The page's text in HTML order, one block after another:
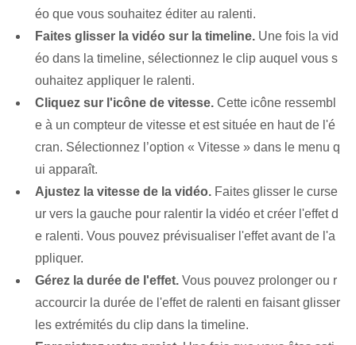
éo que vous souhaitez éditer au ralenti.
Faites glisser la vidéo sur la timeline. Une fois la vid
éo dans la timeline, sélectionnez le clip auquel vous s
ouhaitez appliquer le ralenti.
Cliquez sur l'icône de vitesse. Cette icône ressembl
e à un compteur de vitesse et est située en haut de l'é
cran. Sélectionnez l’option « Vitesse » ‌dans le menu q
ui apparaît.
Ajustez la vitesse de la vidéo. Faites glisser le curse
ur vers la gauche pour ralentir la vidéo et créer l'effet d
e ralenti. Vous pouvez prévisualiser l'effet avant de l'a
ppliquer.
Gérez la durée de l'effet. Vous pouvez prolonger ou r
accourcir la durée de l'effet de ralenti en faisant glisser
les extrémités du clip dans la timeline.